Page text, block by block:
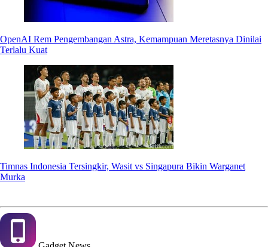
OpenAI Rem Pengembangan Astra, Kemampuan Meretasnya Dinilai
Terlalu Kuat
Timnas Indonesia Tersingkir, Wasit vs Singapura Bikin Warganet
Murka